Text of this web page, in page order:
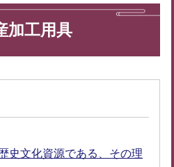
加工用具
史文化資源である、その理